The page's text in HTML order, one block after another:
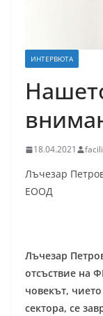
ИНТЕРВЮТА
18.04.2021
Лъчезар
ЕООД
Лъчезар
отсъствие на
човекът,
сектора, се